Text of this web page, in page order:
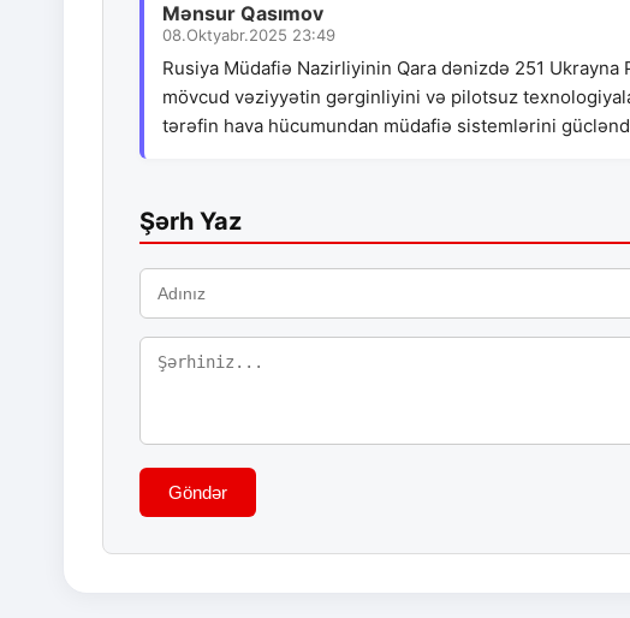
Mənsur Qasımov
08.Oktyabr.2025 23:49
Rusiya Müdafiə Nazirliyinin Qara dənizdə 251 Ukrayna
mövcud vəziyyətin gərginliyini və pilotsuz
tərəfin hava hücumundan müdafiə sistemlərini
Şərh Yaz
Göndər